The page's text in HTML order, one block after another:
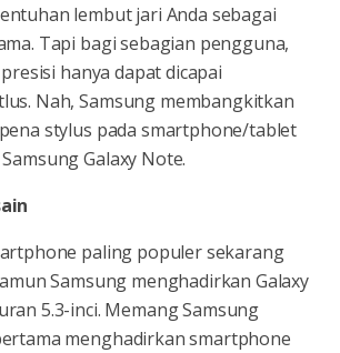
lembut jari Anda sebagai
Tapi bagi sebagian pengguna,
hanya dapat dicapai
Nah, Samsung membangkitkan
stylus pada smartphone/tablet
Galaxy Note.
paling populer sekarang
Samsung menghadirkan Galaxy
5.3-inci. Memang Samsung
menghadirkan smartphone